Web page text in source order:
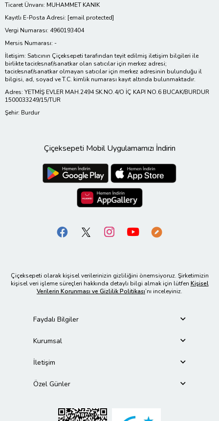
Ticaret Ünvanı: MUHAMMET KANIK
Kayıtlı E-Posta Adresi: [email protected]
Vergi Numarası: 4960193404
Mersis Numarası: -
İletişim: Satıcının Çiçeksepeti tarafından teyit edilmiş iletişim bilgileri ile
birlikte tacir/esnaf/sanatkar olan satıcılar için merkez adresi;
tacir/esnaf/sanatkar olmayan satıcılar için merkez adresinin bulunduğu il
bilgisi, ad, soyad ve T.C. kimlik numarası kayıt altında bulunmaktadır.
Adres: YETMİŞ EVLER MAH.2494 SK.NO.4/O İÇ KAPI NO.6 BUCAK/BURDUR
1500033249/15/TUR
Şehir: Burdur
Çiçeksepeti Mobil Uygulamamızı İndirin
Çiçeksepeti olarak kişisel verilerinizin gizliliğini önemsiyoruz. Şirketimizin
kişisel veri işleme süreçleri hakkında detaylı bilgi almak için lütfen Kişisel
Verilerin Korunması ve Gizlilik Politikası’nı inceleyiniz.
Faydalı Bilgiler
Kurumsal
İletişim
Özel Günler